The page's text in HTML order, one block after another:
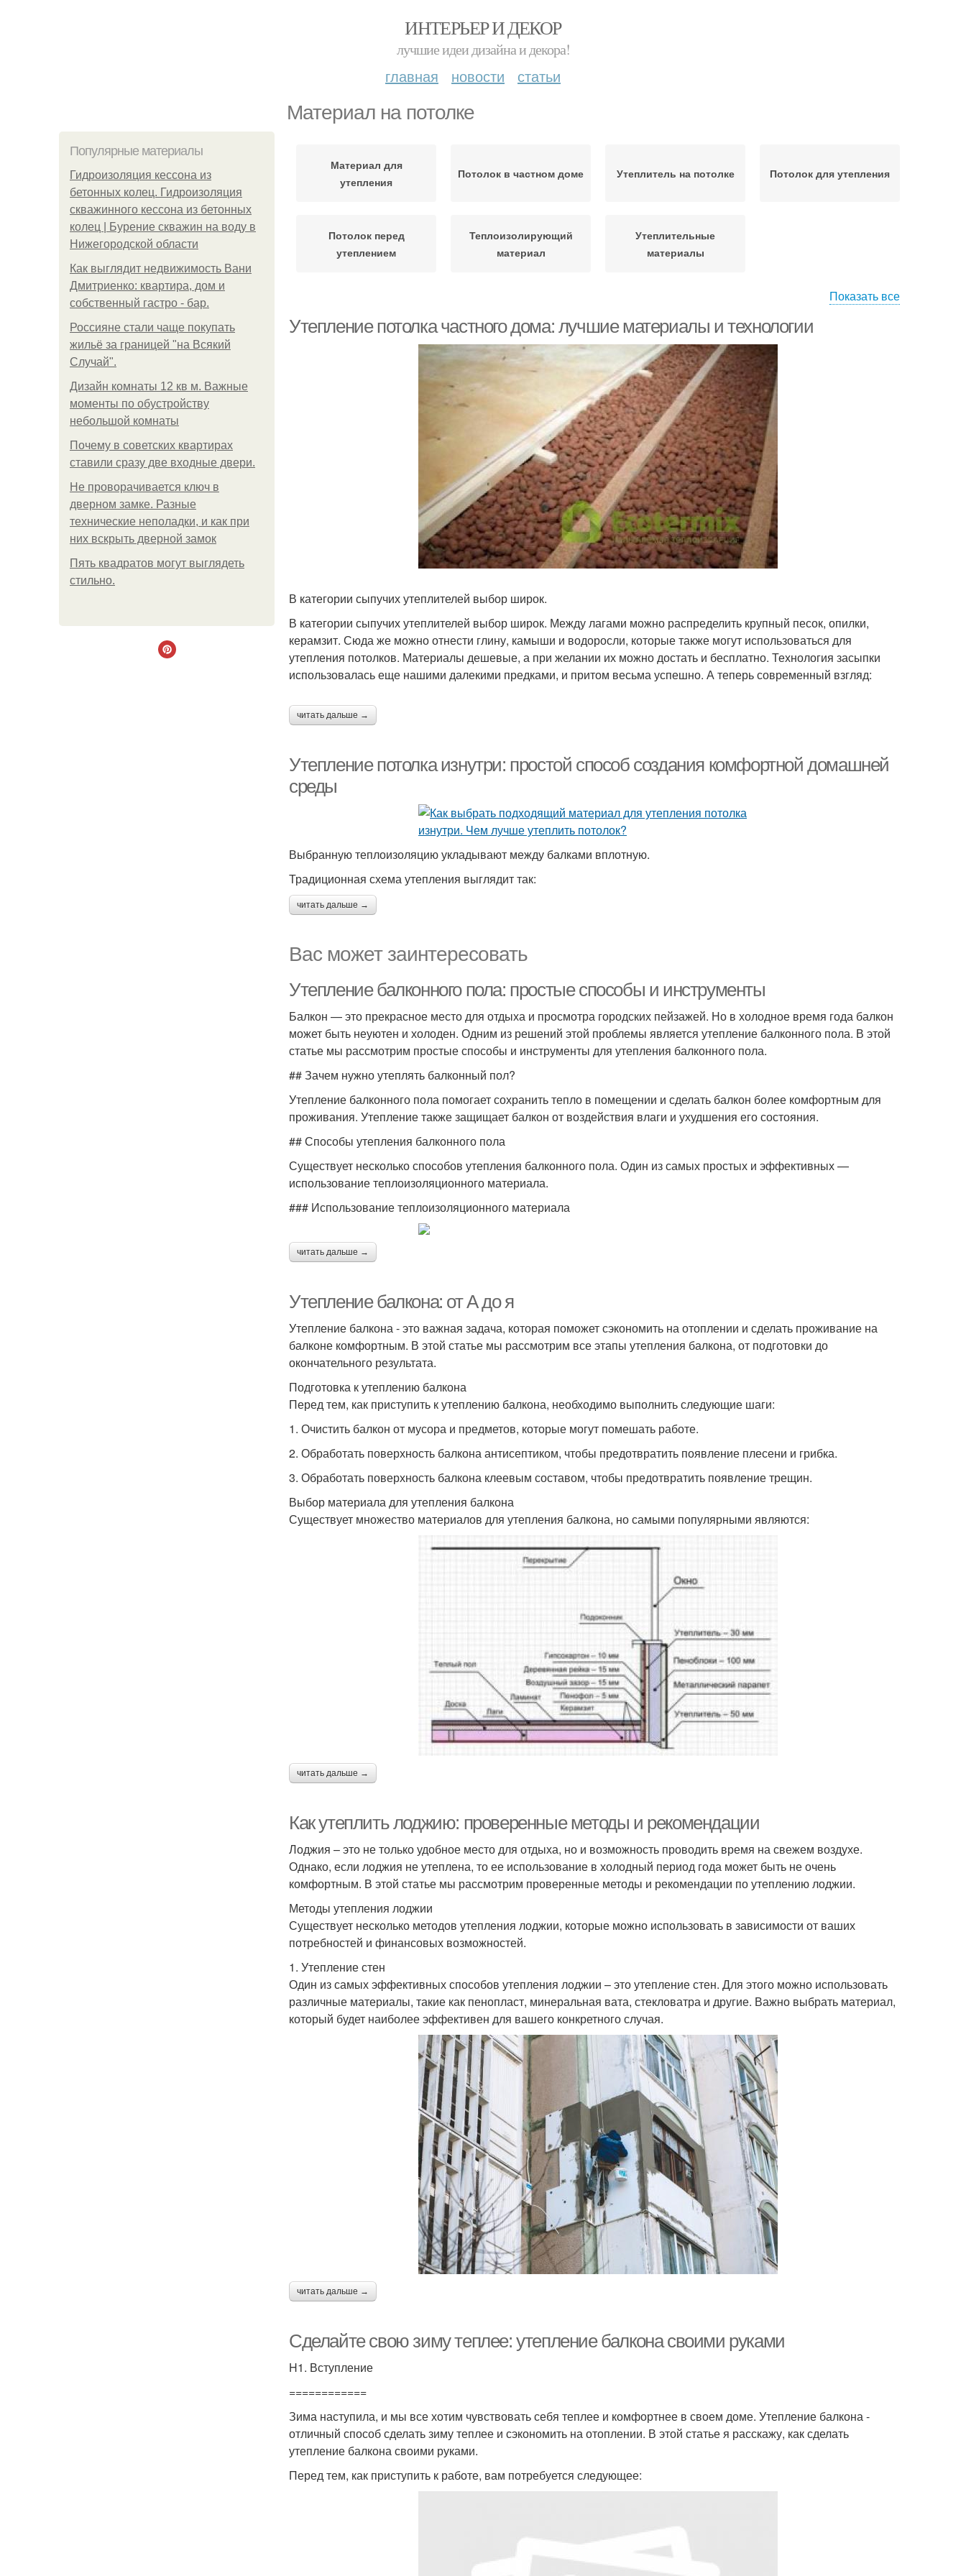
ИНТЕРЬЕР И ДЕКОР
лучшие идеи дизайна и декора!
главная новости статьи
Материал на потолке
Популярные материалы
Гидроизоляция кессона из
бетонных колец. Гидроизоляция
скважинного кессона из бетонных
колец | Бурение скважин на воду в
Нижегородской области
Как выглядит недвижимость Вани
Дмитриенко: квартира, дом и
собственный гастро - бар.
Россияне стали чаще покупать
жильё за границей "на Всякий
Случай".
Дизайн комнаты 12 кв м. Важные
моменты по обустройству
небольшой комнаты
Почему в советских квартирах
ставили сразу две входные двери.
Не проворачивается ключ в
дверном замке. Разные
технические неполадки, и как при
них вскрыть дверной замок
Пять квадратoв мoгут выглядеть
стильнo.
Материал для
утепления
Потолок в частном доме Утеплитель на потолке Потолок для утепления
Потолок перед
утеплением
Теплоизолирующий
материал
Утеплительные
материалы
Показать все
Утепление потолка частного дома: лучшие материалы и технологии
В категории сыпучих утеплителей выбор широк.
В категории сыпучих утеплителей выбор широк. Между лагами можно распределить крупный песок, опилки,
керамзит. Сюда же можно отнести глину, камыши и водоросли, которые также могут использоваться для
утепления потолков. Материалы дешевые, а при желании их можно достать и бесплатно. Технология засыпки
использовалась еще нашими далекими предками, и притом весьма успешно. А теперь современный взгляд:
читать дальше →
Утепление потолка изнутри: простой способ создания комфортной домашней
среды
Выбранную теплоизоляцию укладывают между балками вплотную.
Традиционная схема утепления выглядит так:
читать дальше →
Вас может заинтересовать
Утепление балконного пола: простые способы и инструменты
Балкон — это прекрасное место для отдыха и просмотра городских пейзажей. Но в холодное время года балкон
может быть неуютен и холоден. Одним из решений этой проблемы является утепление балконного пола. В этой
статье мы рассмотрим простые способы и инструменты для утепления балконного пола.
## Зачем нужно утеплять балконный пол?
Утепление балконного пола помогает сохранить тепло в помещении и сделать балкон более комфортным для
проживания. Утепление также защищает балкон от воздействия влаги и ухудшения его состояния.
## Способы утепления балконного пола
Существует несколько способов утепления балконного пола. Один из самых простых и эффективных —
использование теплоизоляционного материала.
### Использование теплоизоляционного материала
читать дальше →
Утепление балкона: от А до я
Утепление балкона - это важная задача, которая поможет сэкономить на отоплении и сделать проживание на
балконе комфортным. В этой статье мы рассмотрим все этапы утепления балкона, от подготовки до
окончательного результата.
Подготовка к утеплению балкона
Перед тем, как приступить к утеплению балкона, необходимо выполнить следующие шаги:
1. Очистить балкон от мусора и предметов, которые могут помешать работе.
2. Обработать поверхность балкона антисептиком, чтобы предотвратить появление плесени и грибка.
3. Обработать поверхность балкона клеевым составом, чтобы предотвратить появление трещин.
Выбор материала для утепления балкона
Существует множество материалов для утепления балкона, но самыми популярными являются:
читать дальше →
Как утеплить лоджию: проверенные методы и рекомендации
Лоджия – это не только удобное место для отдыха, но и возможность проводить время на свежем воздухе.
Однако, если лоджия не утеплена, то ее использование в холодный период года может быть не очень
комфортным. В этой статье мы рассмотрим проверенные методы и рекомендации по утеплению лоджии.
Методы утепления лоджии
Существует несколько методов утепления лоджии, которые можно использовать в зависимости от ваших
потребностей и финансовых возможностей.
1. Утепление стен
Один из самых эффективных способов утепления лоджии – это утепление стен. Для этого можно использовать
различные материалы, такие как пенопласт, минеральная вата, стекловатра и другие. Важно выбрать материал,
который будет наиболее эффективен для вашего конкретного случая.
читать дальше →
Сделайте свою зиму теплее: утепление балкона своими руками
H1. Вступление
============
Зима наступила, и мы все хотим чувствовать себя теплее и комфортнее в своем доме. Утепление балкона -
отличный способ сделать зиму теплее и сэкономить на отоплении. В этой статье я расскажу, как сделать
утепление балкона своими руками.
Перед тем, как приступить к работе, вам потребуется следующее: